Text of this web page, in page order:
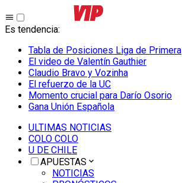
Es tendencia:
Tabla de Posiciones Liga de Primera
El video de Valentín Gauthier
Claudio Bravo y Vozinha
El refuerzo de la UC
Momento crucial para Darío Osorio
Gana Unión Española
ULTIMAS NOTICIAS
COLO COLO
U DE CHILE
APUESTAS
NOTICIAS